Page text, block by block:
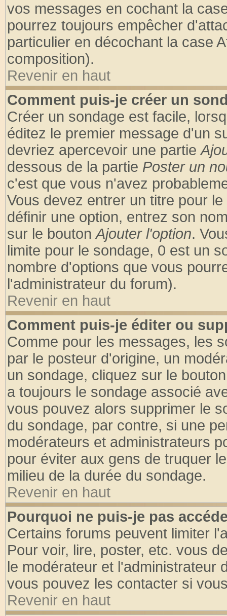
vos messages en cochant la
pourrez toujours empêcher
particulier en décochant la case
composition).
Revenir en haut
Comment puis-je créer un
Créer un sondage est facile,
éditez le premier message d'un
devriez apercevoir une partie
dessous de la partie Poster un
c'est que vous n'avez
Vous devez entrer un titre pour
définir une option, entrez son
sur le boutonAjouter l'option.
limite pour le sondage, 0 est un
nombre d'options que vous
l'administrateur du forum).
Revenir en haut
Comment puis-je éditer ou
Comme pour les messages, les
par le posteur d'origine, un
un sondage, cliquez sur le
a toujours le sondage associé
vous pouvez alors supprimer le
du sondage, par contre, si une
modérateurs et administrateurs
pour éviter aux gens de truquer
milieu de la durée du sondage.
Revenir en haut
Pourquoi ne puis-je pas
Certains forums peuvent limiter
Pour voir, lire, poster, etc. vous
le modérateur et l'administrateur
vous pouvez les contacter si
Revenir en haut